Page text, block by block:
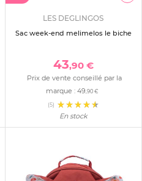
LES DEGLINGOS
Sac week-end melimelos le biche
43,90 €
Prix de vente conseillé par la
marque : 49 ,90 €
(5)
En stock